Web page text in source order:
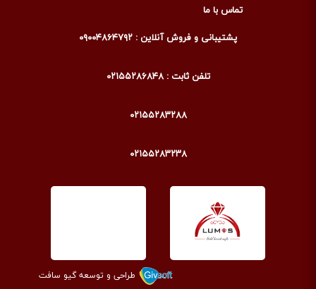
تماس با ما
پشتیبانی و فروش آنلاین : ۰۹۰۰۴۸۶۴۷۹۲
تلفن ثابت : ۰۲۱۵۵۲۸۶۸۴۸
۰۲۱۵۵۲۸۳۲۸۸
۰۲۱۵۵۲۸۳۲۳۸
طراحی و توسعه گیو سافت